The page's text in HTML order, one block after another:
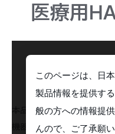
医療用
このページは、日
製品情報を提供す
般の方への情報提
んので、ご了承願い
医療用
本品は、身体に装着するこ
機器です。装着者が筋肉を